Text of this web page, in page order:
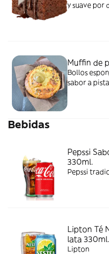
y suave por
Muffin de
Bollos
sabor a
Bebidas
Pepssi
330ml.
Pepssi
Lipton Té
lata 330ml.
Lipton